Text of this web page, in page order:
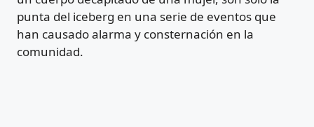
punta del iceberg en una serie de eventos que
han causado alarma y consternación en la
comunidad.